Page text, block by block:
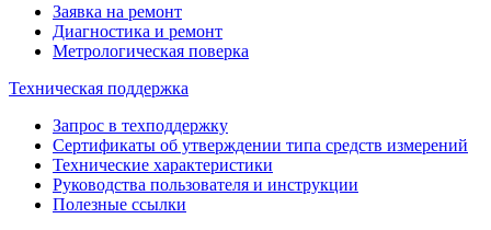
Заявка на ремонт
Диагностика и ремонт
Метрологическая поверка
Техническая поддержка
Запрос в техподдержку
Сертификаты об утверждении типа средств измерений
Технические характеристики
Руководства пользователя и инструкции
Полезные ссылки